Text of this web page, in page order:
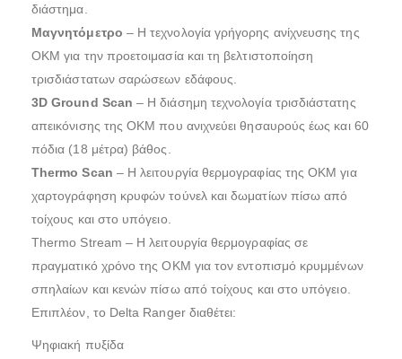
διάστημα.
Μαγνητόμετρο – Η τεχνολογία γρήγορης ανίχνευσης της
OKM για την προετοιμασία και τη βελτιστοποίηση
τρισδιάστατων σαρώσεων εδάφους.
3D Ground Scan – Η διάσημη τεχνολογία τρισδιάστατης
απεικόνισης της OKM που ανιχνεύει θησαυρούς έως και 60
πόδια (18 μέτρα) βάθος.
Thermo Scan – Η λειτουργία θερμογραφίας της OKM για
χαρτογράφηση κρυφών τούνελ και δωματίων πίσω από
τοίχους και στο υπόγειο.
Thermo Stream – Η λειτουργία θερμογραφίας σε
πραγματικό χρόνο της OKM για τον εντοπισμό κρυμμένων
σπηλαίων και κενών πίσω από τοίχους και στο υπόγειο.
Επιπλέον, το Delta Ranger διαθέτει:
Ψηφιακή πυξίδα